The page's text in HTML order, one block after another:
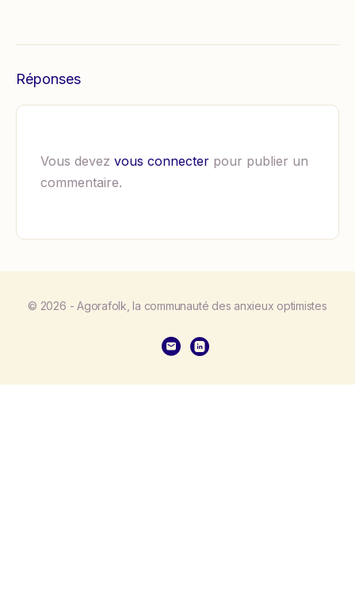
Réponses
Vous devez vous connecter pour publier un
commentaire.
© 2026 - Agorafolk, la communauté des anxieux optimistes